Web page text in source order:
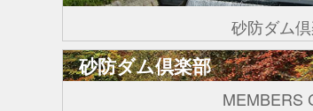
砂防ダム
砂防ダム倶楽部
MEMBERS